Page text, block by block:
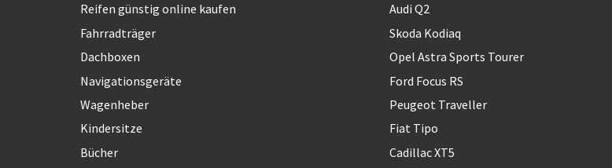
Reifen günstig online kaufen
Fahrradträger
Dachboxen
Navigationsgeräte
Wagenheber
Kindersitze
Bücher
Audi Q2
Skoda Kodiaq
Opel Astra Sports Tourer
Ford Focus RS
Peugeot Traveller
Fiat Tipo
Cadillac XT5